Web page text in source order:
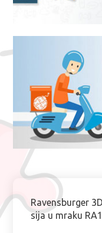
Ravensburger
sija u mraku